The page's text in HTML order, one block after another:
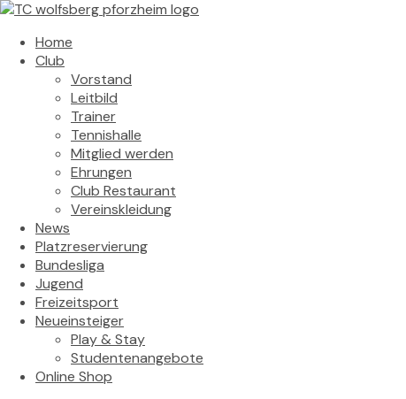
Home
Club
Vorstand
Leitbild
Trainer
Tennishalle
Mitglied werden
Ehrungen
Club Restaurant
Vereinskleidung
News
Platzreservierung
Bundesliga
Jugend
Freizeitsport
Neueinsteiger
Play & Stay
Studentenangebote
Online Shop